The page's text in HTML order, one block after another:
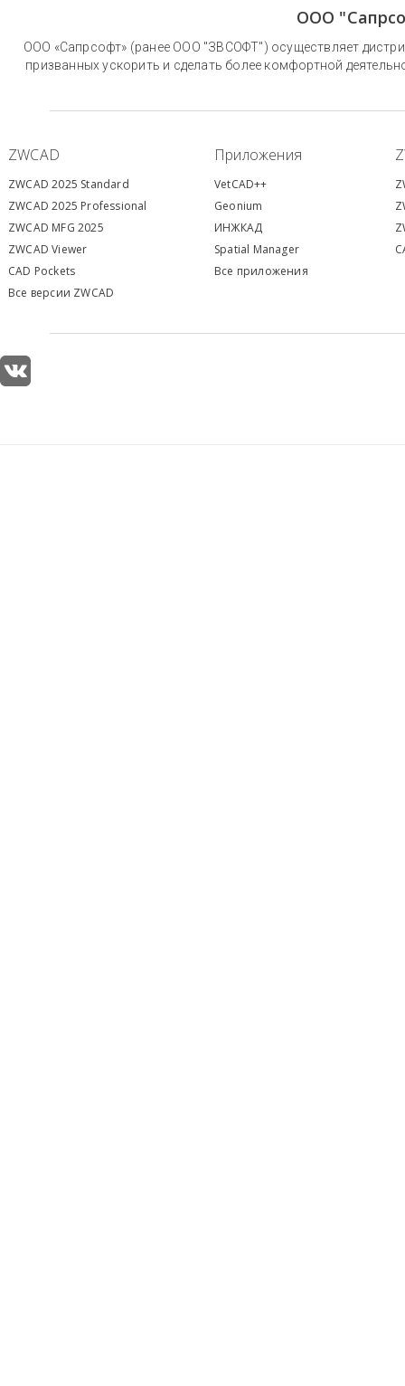
ООО
ООО «Сапрсофт» (ранее ООО "ЗВСОФТ") осуществляет
призванных ускорить и сделать более комфортной
ZWCAD Приложения
ZWCAD 2025 Standard
ZWCAD 2025 Professional
ZWCAD MFG 2025
ZWCAD Viewer
CAD Pockets
Все версии ZWCAD
VetCAD++
Geonium
ИНЖКАД
Spatial Manager
Все приложения